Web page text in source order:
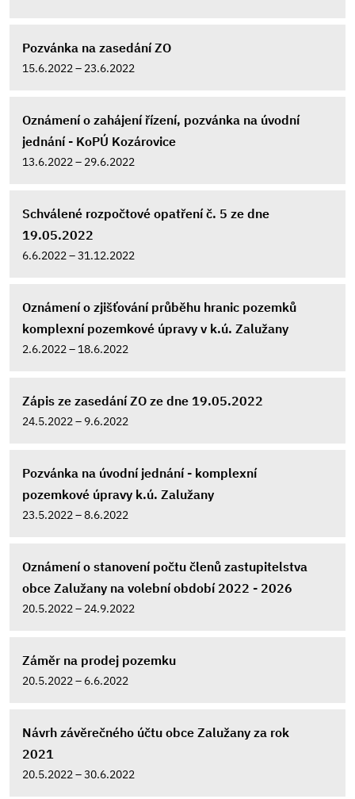
Pozvánka na zasedání ZO
15.6.2022 – 23.6.2022
Oznámení o zahájení řízení, pozvánka na úvodní
jednání - KoPÚ Kozárovice
13.6.2022 – 29.6.2022
Schválené rozpočtové opatření č. 5 ze dne
19.05.2022
6.6.2022 – 31.12.2022
Oznámení o zjišťování průběhu hranic pozemků
komplexní pozemkové úpravy v k.ú. Zalužany
2.6.2022 – 18.6.2022
Zápis ze zasedání ZO ze dne 19.05.2022
24.5.2022 – 9.6.2022
Pozvánka na úvodní jednání - komplexní
pozemkové úpravy k.ú. Zalužany
23.5.2022 – 8.6.2022
Oznámení o stanovení počtu členů zastupitelstva
obce Zalužany na volební období 2022 - 2026
20.5.2022 – 24.9.2022
Záměr na prodej pozemku
20.5.2022 – 6.6.2022
Návrh závěrečného účtu obce Zalužany za rok
2021
20.5.2022 – 30.6.2022